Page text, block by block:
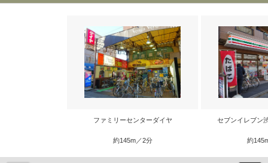
ファミリーセンターダイヤ
約145m／2分
セブンイレブン
約